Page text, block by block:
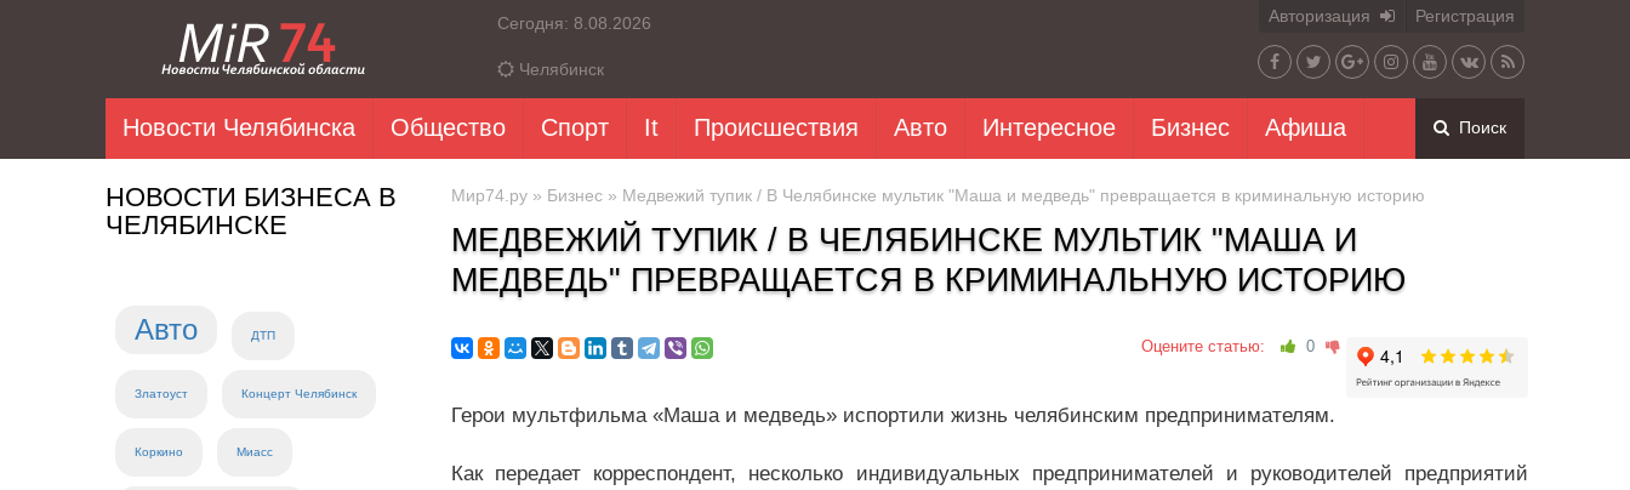
Сегодня: 8.08.2026
Челябинск
Авторизация Регистрация
Новости Челябинска Общество Спорт It Происшествия Авто Интересное Бизнес Афиша Поиск
НОВОСТИ БИЗНЕСА В
ЧЕЛЯБИНСКЕ
Авто ДТП
Златоуст Концерт Челябинск
Коркино Миасс
Мир74.ру » Бизнес » Медвежий тупик / В Челябинске мультик "Маша и медведь" превращается в криминальную историю
МЕДВЕЖИЙ ТУПИК / В ЧЕЛЯБИНСКЕ МУЛЬТИК "МАША И
МЕДВЕДЬ" ПРЕВРАЩАЕТСЯ В КРИМИНАЛЬНУЮ ИСТОРИЮ
Оцените статью: 0
Герои мультфильма «Маша и медведь» испортили жизнь челябинским предпринимателям.
Как передает корреспондент, несколько индивидуальных предпринимателей и руководителей предприятий